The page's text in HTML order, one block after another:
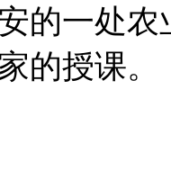
一处农
的授课。